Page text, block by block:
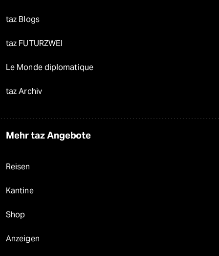
taz Blogs
taz FUTURZWEI
Le Monde diplomatique
taz Archiv
Mehr taz Angebote
Reisen
Kantine
Shop
Anzeigen